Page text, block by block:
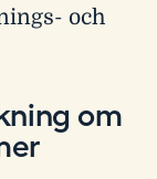
och
om